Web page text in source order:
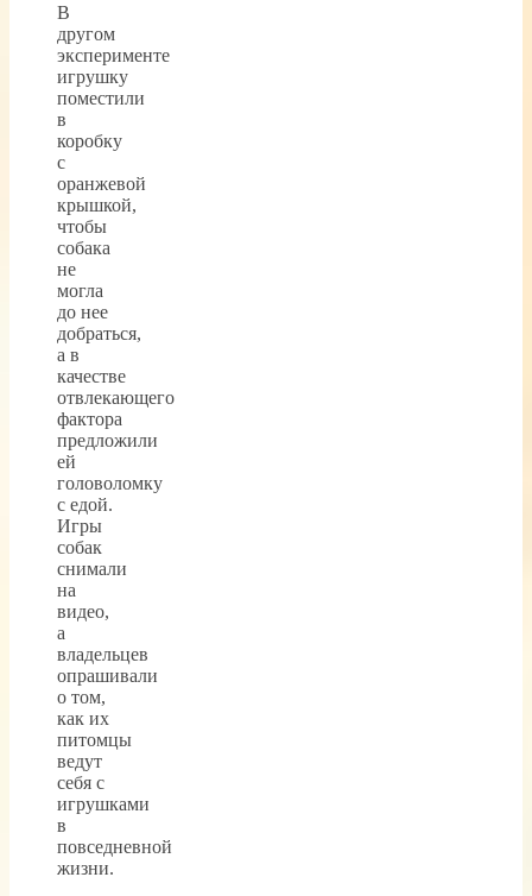
В
другом
эксперименте
игрушку
поместили
в
коробку
с
оранжевой
крышкой,
чтобы
собака
не
могла
до нее
добраться,
а в
качестве
отвлекающего
фактора
предложили
ей
головоломку
с едой.
Игры
собак
снимали
на
видео,
а
владельцев
опрашивали
о том,
как их
питомцы
ведут
себя с
игрушками
в
повседневной
жизни.